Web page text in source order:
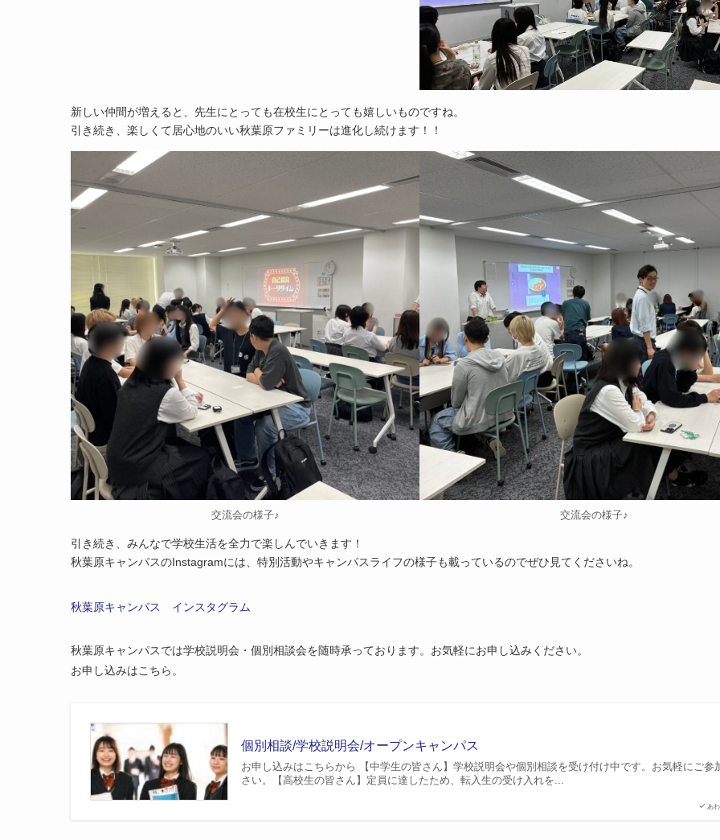
新しい仲間が増えると、先生にとっても在校生にとっても嬉しいものですね。
引き続き、楽しくて居心地のいい秋葉原ファミリーは進化し続けます！！
交流会の様子♪ 交流会の様子♪
引き続き、みんなで学校生活を全力で楽しんでいきます！
秋葉原キャンパスのInstagramには、特別活動やキャンパスライフの様子も載っているのでぜひ見てくださいね。
秋葉原キャンパス インスタグラム
秋葉原キャンパスでは学校説明会・個別相談会を随時承っております。お気軽にお申し込みください。
お申し込みはこちら。
あ
個別相談/学校説明会/オープンキャンパス
お申し込みはこちらから 【中学生の皆さん】学校説明会や個別相談を受け付け中です。お気軽にご参
さい。【高校生の皆さん】定員に達したため、転入生の受け入れを...